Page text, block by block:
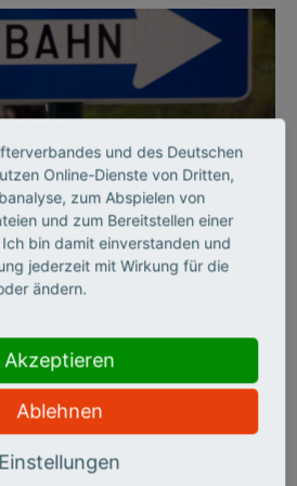
durch
deutschen Hochschulen zehn Jahre
beobachtet und zieht ein
und des Deutschen
Online-Dienste von Dritten,
zum Abspielen von
und zum Bereitstellen einer
bin damit einverstanden und
jederzeit mit Wirkung für die
ändern.
Akzeptieren
Ablehnen
Einstellungen